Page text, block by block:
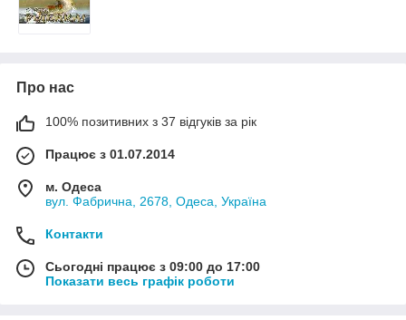
Про нас
100% позитивних з 37 відгуків за рік
Працює з 01.07.2014
м. Одеса
вул. Фабрична, 2678, Одеса, Україна
Контакти
Сьогодні працює з 09:00 до 17:00
Показати весь графік роботи